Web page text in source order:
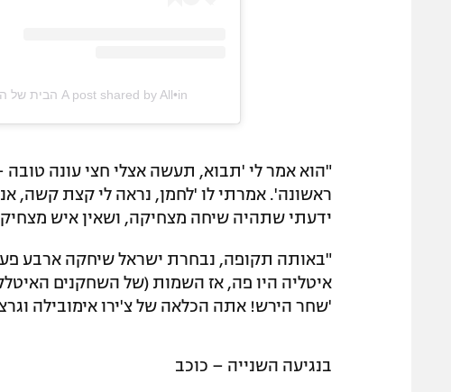
A post shared by All•in הבית של הפודקסטים
"הוא אמר לי 'תבוא, תעשה אצלי חצי עונה טובה
ראשונה'. אמרתי לו 'לחמן, נראה לי קצת קשה,
ידעתי שתהיה שיחה מצחיקה, ושאין איש
"באותה תקופה, נבחרת ישראל שיחקה ארבע
איטליה היו פה, אז השמות (של השחקנים
'שחר הירש! אתה הכלאה של צ'ירו אימובילה
בנגיעה השנייה – כוכב